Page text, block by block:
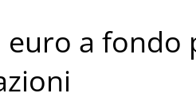
euro a fondo